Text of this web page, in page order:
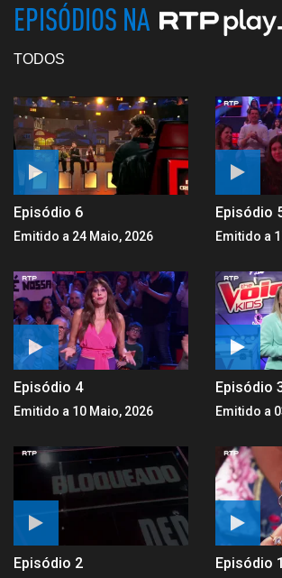
EPISÓDIOS NA
TODOS
Episódio 6
Emitido a 24 Maio, 2026
Episódio
Emitido a
Episódio 4
Emitido a 10 Maio, 2026
Episódio
Emitido a
Episódio 2 Episódio 1